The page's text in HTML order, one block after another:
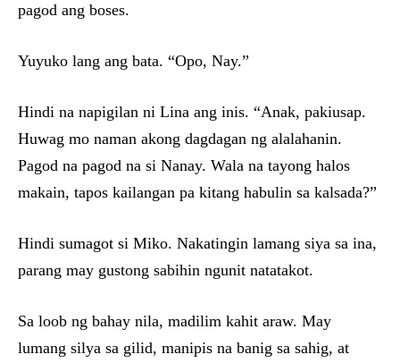
pagod ang boses.
Yuyuko lang ang bata. “Opo, Nay.”
Hindi na napigilan ni Lina ang inis. “Anak, pakiusap.
Huwag mo naman akong dagdagan ng alalahanin.
Pagod na pagod na si Nanay. Wala na tayong halos
makain, tapos kailangan pa kitang habulin sa kalsada?”
Hindi sumagot si Miko. Nakatingin lamang siya sa ina,
parang may gustong sabihin ngunit natatakot.
Sa loob ng bahay nila, madilim kahit araw. May
lumang silya sa gilid, manipis na banig sa sahig, at